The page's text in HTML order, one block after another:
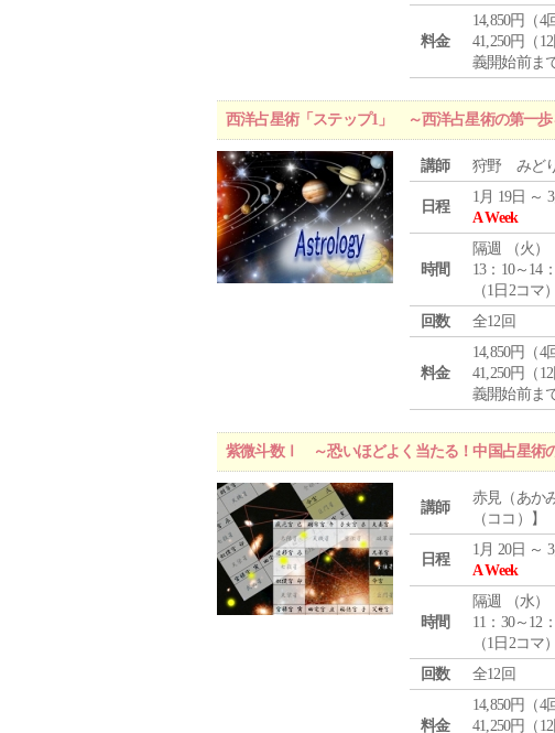
料金
14,850円（
41,250円（
義開始前ま
西洋占星術「ステップ1」 ～西洋占星術の第一
講師 狩野 みど
日程
1月 19日 ～
A Week
時間
隔週 （火 ）
13：10～14
（1日2コマ）
回数
全12回
料金
14,850円（
41,250円（
義開始前ま
紫微斗数Ⅰ ～恐いほどよく当たる！中国占星術
講師
赤見（あか
（ココ）】
日程
1月 20日 ～
A Week
時間
隔週 （水）
11：30～12
（1日2コマ）
回数
全12回
料金
14,850円（
41,250円（